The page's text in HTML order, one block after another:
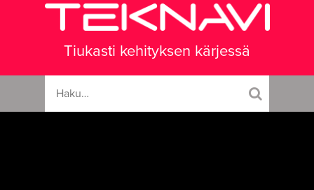
Tiukasti kehityksen kärjessä